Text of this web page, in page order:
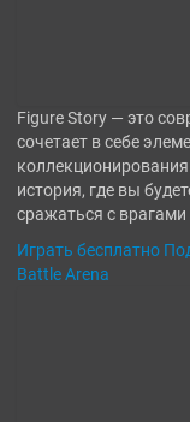
Figure Story — это
сочетает в себе
история, где вы
сражаться с
Играть бесплатно
Battle Arena